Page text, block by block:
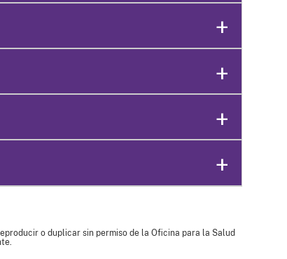
o duplicar sin permiso de la Oficina para la Salud